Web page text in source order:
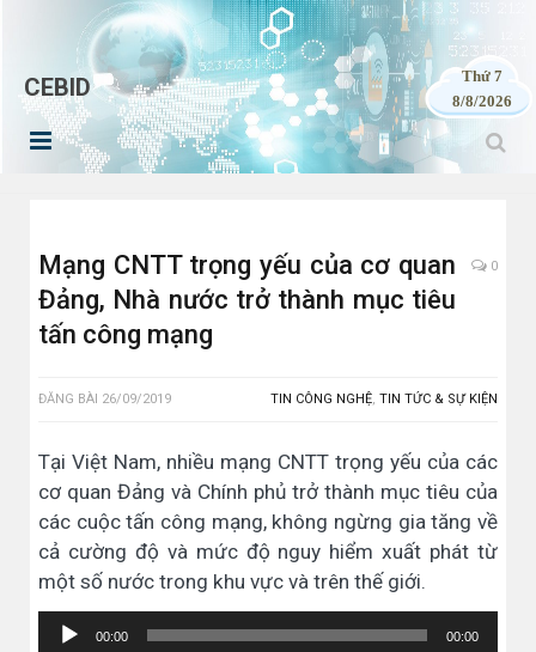
CEBID
Thứ 7
8/8/2026
Mạng CNTT trọng yếu của cơ quan
Đảng, Nhà nước trở thành mục tiêu
tấn công mạng
0
ĐĂNG BÀI 26/09/2019 TIN CÔNG NGHỆ, TIN TỨC & SỰ KIỆN
Tại Việt Nam, nhiều mạng CNTT trọng yếu của các
cơ quan Đảng và Chính phủ trở thành mục tiêu của
các cuộc tấn công mạng, không ngừng gia tăng về
cả cường độ và mức độ nguy hiểm xuất phát từ
một số nước trong khu vực và trên thế giới.
Trình
00:00 00:00